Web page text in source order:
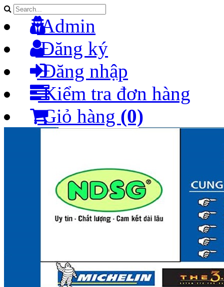
Admin
Đăng ký
Đăng nhập
Kiểm tra đơn hàng
Giỏ hàng (0)